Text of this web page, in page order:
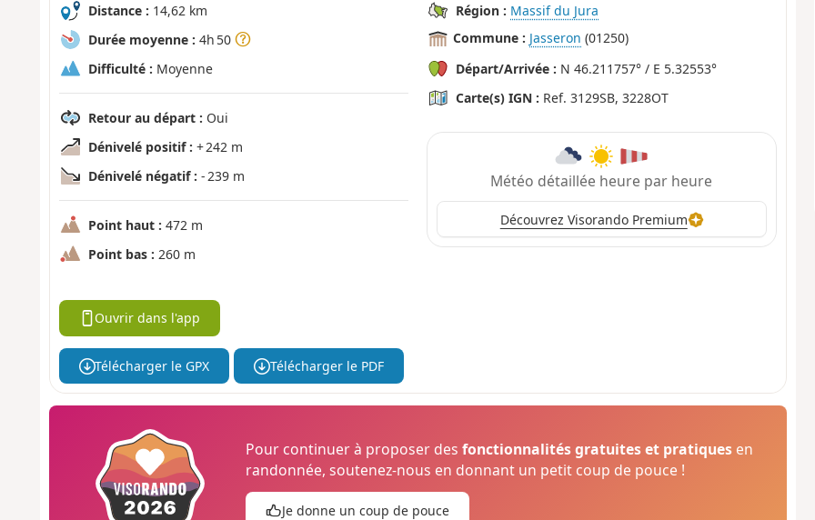
Distance : 14,62 km
Durée moyenne : 4h 50
Difficulté : Moyenne
Retour au départ : Oui
Dénivelé positif : + 242 m
Dénivelé négatif : - 239 m
Point haut : 472 m
Point bas : 260 m
Région : Massif du Jura
Commune : Jasseron (01250)
Départ/Arrivée : N 46.211757° / E 5.32553°
Carte(s) IGN : Ref. 3129SB, 3228OT
Météo détaillée heure par heure
Découvrez Visorando Premium
Ouvrir dans l'app
Télécharger le GPX Télécharger le PDF
Pour continuer à proposer desfonctionnalités gratuites et pratiques en
randonnée, soutenez-nous en donnant un petit coup de pouce !
Je donne un coup de pouce